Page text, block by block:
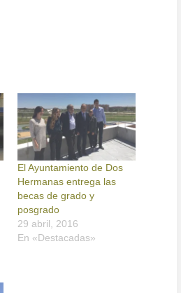
El Ayuntamiento de Dos
Hermanas entrega las
becas de grado y
posgrado
29 abril, 2016
En «Destacadas»